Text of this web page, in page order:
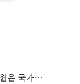
추미애 "소방은 지방사무 맞다"…그래도 재원은 국가가 나눠야